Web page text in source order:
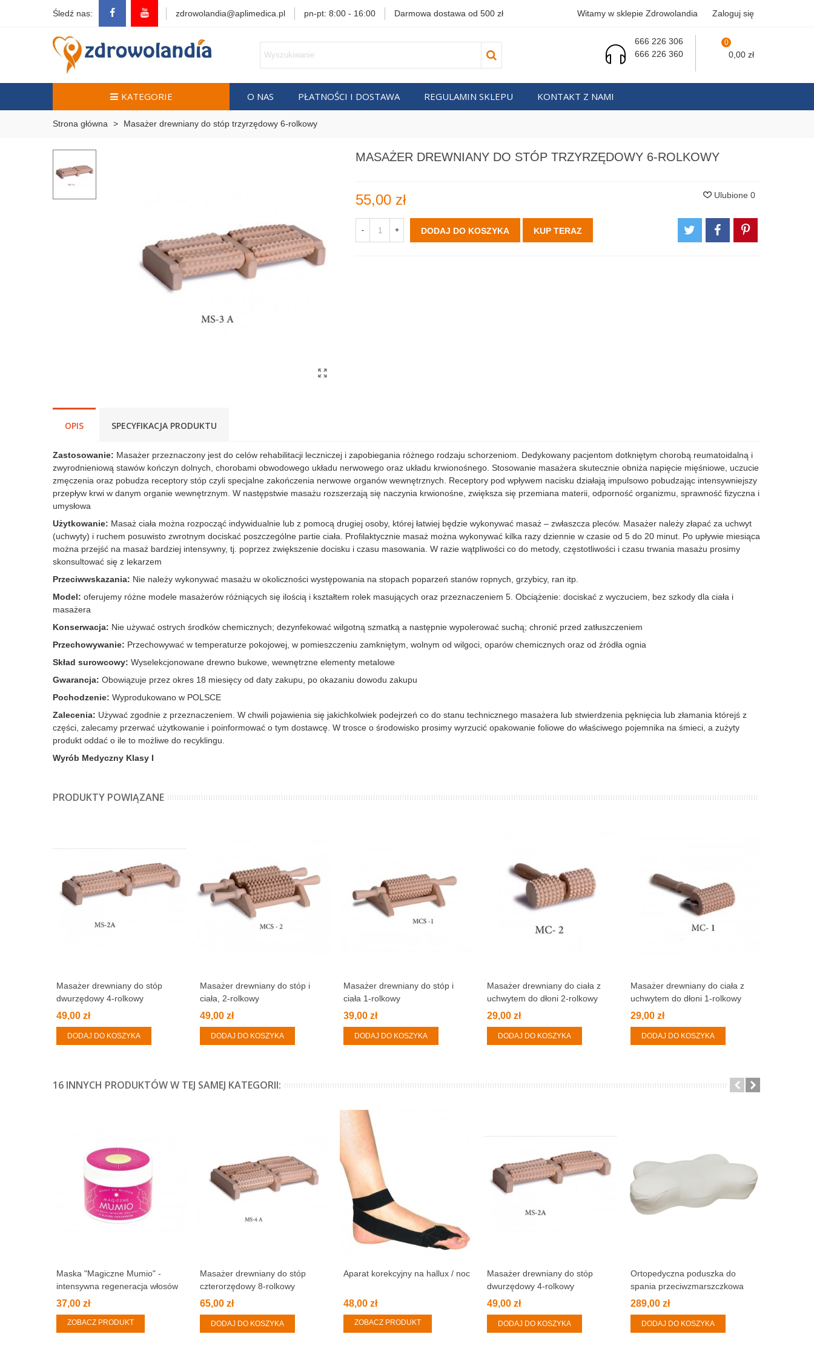
Śledź nas: zdrowolandia@aplimedica.pl pn-pt: 8:00 - 16:00 Darmowa dostawa od 500 zł Witamy w sklepie Zdrowolandia Zaloguj się
666 226 306
666 226 360
0
0,00 zł
KATEGORIE O NAS PŁATNOŚCI I DOSTAWA REGULAMIN SKLEPU KONTAKT Z NAMI
Strona główna > Masażer drewniany do stóp trzyrzędowy 6-rolkowy
MASAŻER DREWNIANY DO STÓP TRZYRZĘDOWY 6-ROLKOWY
55,00 zł Ulubione 0
- + DODAJ DO KOSZYKA KUP TERAZ
OPIS SPECYFIKACJA PRODUKTU
Zastosowanie: Masażer przeznaczony jest do celów rehabilitacji leczniczej i zapobiegania różnego rodzaju schorzeniom. Dedykowany pacjentom dotkniętym chorobą reumatoidalną i
zwyrodnieniową stawów kończyn dolnych, chorobami obwodowego układu nerwowego oraz układu krwionośnego. Stosowanie masażera skutecznie obniża napięcie mięśniowe, uczucie
zmęczenia oraz pobudza receptory stóp czyli specjalne zakończenia nerwowe organów wewnętrznych. Receptory pod wpływem nacisku działają impulsowo pobudzając intensywniejszy
przepływ krwi w danym organie wewnętrznym. W następstwie masażu rozszerzają się naczynia krwionośne, zwiększa się przemiana materii, odporność organizmu, sprawność fizyczna i
umysłowa
Użytkowanie: Masaż ciała można rozpocząć indywidualnie lub z pomocą drugiej osoby, której łatwiej będzie wykonywać masaż – zwłaszcza pleców. Masażer należy złapać za uchwyt
(uchwyty) i ruchem posuwisto zwrotnym dociskać poszczególne partie ciała. Profilaktycznie masaż można wykonywać kilka razy dziennie w czasie od 5 do 20 minut. Po upływie miesiąca
można przejść na masaż bardziej intensywny, tj. poprzez zwiększenie docisku i czasu masowania. W razie wątpliwości co do metody, częstotliwości i czasu trwania masażu prosimy
skonsultować się z lekarzem
Przeciwwskazania: Nie należy wykonywać masażu w okoliczności występowania na stopach poparzeń stanów ropnych, grzybicy, ran itp.
Model: oferujemy różne modele masażerów różniących się ilością i kształtem rolek masujących oraz przeznaczeniem 5. Obciążenie: dociskać z wyczuciem, bez szkody dla ciała i
masażera
Konserwacja: Nie używać ostrych środków chemicznych; dezynfekować wilgotną szmatką a następnie wypolerować suchą; chronić przed zatłuszczeniem
Przechowywanie: Przechowywać w temperaturze pokojowej, w pomieszczeniu zamkniętym, wolnym od wilgoci, oparów chemicznych oraz od źródła ognia
Skład surowcowy: Wyselekcjonowane drewno bukowe, wewnętrzne elementy metalowe
Gwarancja: Obowiązuje przez okres 18 miesięcy od daty zakupu, po okazaniu dowodu zakupu
Pochodzenie: Wyprodukowano w POLSCE
Zalecenia: Używać zgodnie z przeznaczeniem. W chwili pojawienia się jakichkolwiek podejrzeń co do stanu technicznego masażera lub stwierdzenia pęknięcia lub złamania którejś z
części, zalecamy przerwać użytkowanie i poinformować o tym dostawcę. W trosce o środowisko prosimy wyrzucić opakowanie foliowe do właściwego pojemnika na śmieci, a zużyty
produkt oddać o ile to możliwe do recyklingu.
Wyrób Medyczny Klasy I
PRODUKTY POWIĄZANE
Masażer drewniany do stóp
dwurzędowy 4-rolkowy
49,00 zł
DODAJ DO KOSZYKA
Masażer drewniany do stóp i
ciała, 2-rolkowy
49,00 zł
DODAJ DO KOSZYKA
Masażer drewniany do stóp i
ciała 1-rolkowy
39,00 zł
DODAJ DO KOSZYKA
Masażer drewniany do ciała z
uchwytem do dłoni 2-rolkowy
29,00 zł
DODAJ DO KOSZYKA
Masażer drewniany do ciała z
uchwytem do dłoni 1-rolkowy
29,00 zł
DODAJ DO KOSZYKA
16 INNYCH PRODUKTÓW W TEJ SAMEJ KATEGORII:
Maska "Magiczne Mumio" -
intensywna regeneracja włosów
37,00 zł
ZOBACZ PRODUKT
Masażer drewniany do stóp
czterorzędowy 8-rolkowy
65,00 zł
DODAJ DO KOSZYKA
Aparat korekcyjny na hallux / noc
48,00 zł
ZOBACZ PRODUKT
Masażer drewniany do stóp
dwurzędowy 4-rolkowy
49,00 zł
DODAJ DO KOSZYKA
Ortopedyczna poduszka do
spania przeciwzmarszczkowa
"Motylek"
289,00 zł
DODAJ DO KOSZYKA